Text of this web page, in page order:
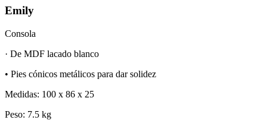
Emily
Consola
· De MDF lacado blanco
• Pies cónicos metálicos para dar solidez
Medidas: 100 x 86 x 25
Peso: 7.5 kg